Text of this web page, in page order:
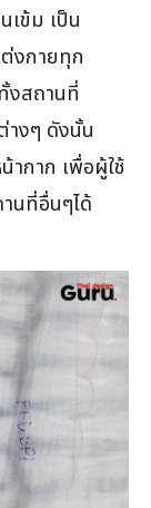
เข้ม เป็น
งกายทุก
งสถานที่
างๆ ดังนั้น
ากาก เพื่อผู้ใช้
นที่อื่นๆได้